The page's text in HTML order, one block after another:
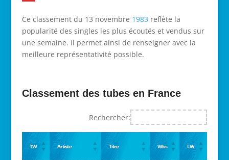
Ce classement du 13 novembre 1983 reflète la
popularité des singles les plus écoutés et vendus sur
une semaine. Il permet ainsi de renseigner avec la
meilleure représentativité possible.
Classement des tubes en France
Rechercher:
TW Artiste Titre Wks LW